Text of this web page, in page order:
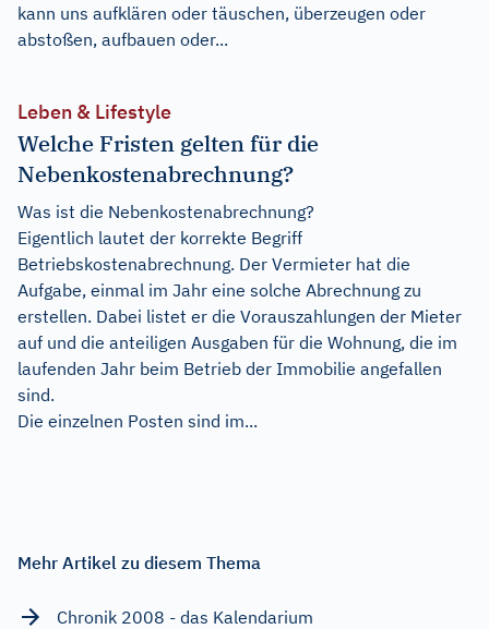
kann uns aufklären oder täuschen, überzeugen oder
abstoßen, aufbauen oder...
Leben & Lifestyle
Welche Fristen gelten für die
Nebenkostenabrechnung?
Was ist die Nebenkostenabrechnung?
Eigentlich lautet der korrekte Begriff
Betriebskostenabrechnung. Der Vermieter hat die
Aufgabe, einmal im Jahr eine solche Abrechnung zu
erstellen. Dabei listet er die Vorauszahlungen der Mieter
auf und die anteiligen Ausgaben für die Wohnung, die im
laufenden Jahr beim Betrieb der Immobilie angefallen
sind.
Die einzelnen Posten sind im...
Mehr Artikel zu diesem Thema
Chronik 2008 - das Kalendarium